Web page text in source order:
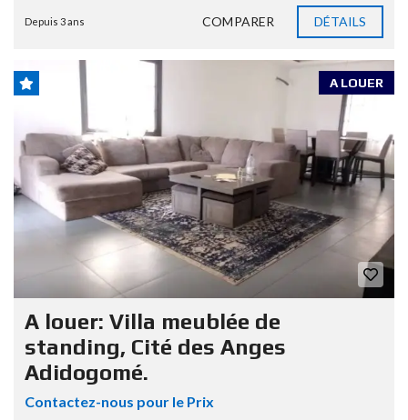
Depuis 3 ans COMPARER DÉTAILS
A LOUER
A louer: Villa meublée de
standing, Cité des Anges
Adidogomé.
Contactez-nous pour le Prix